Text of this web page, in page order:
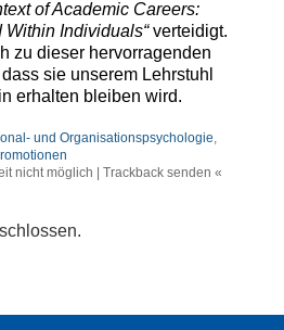
of Academic Careers:
Individuals“verteidigt.
zu dieser hervorragenden
sie unserem Lehrstuhl
erhalten bleiben wird.
und Organisationspsychologie,
nicht möglich | Trackback senden «